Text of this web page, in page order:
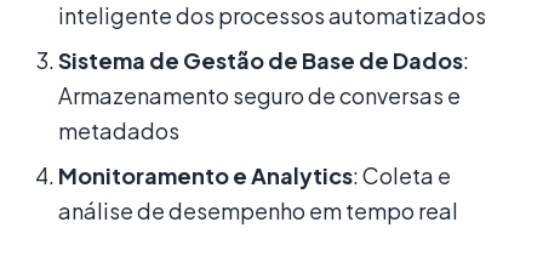
inteligente dos processos automatizados
Sistema de Gestão de Base de Dados:
Armazenamento seguro de conversas e
metadados
Monitoramento e Analytics: Coleta e
análise de desempenho em tempo real